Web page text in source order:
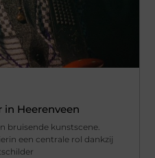
Heerenveen
bruisende kunstscene.
een centrale rol dankzij